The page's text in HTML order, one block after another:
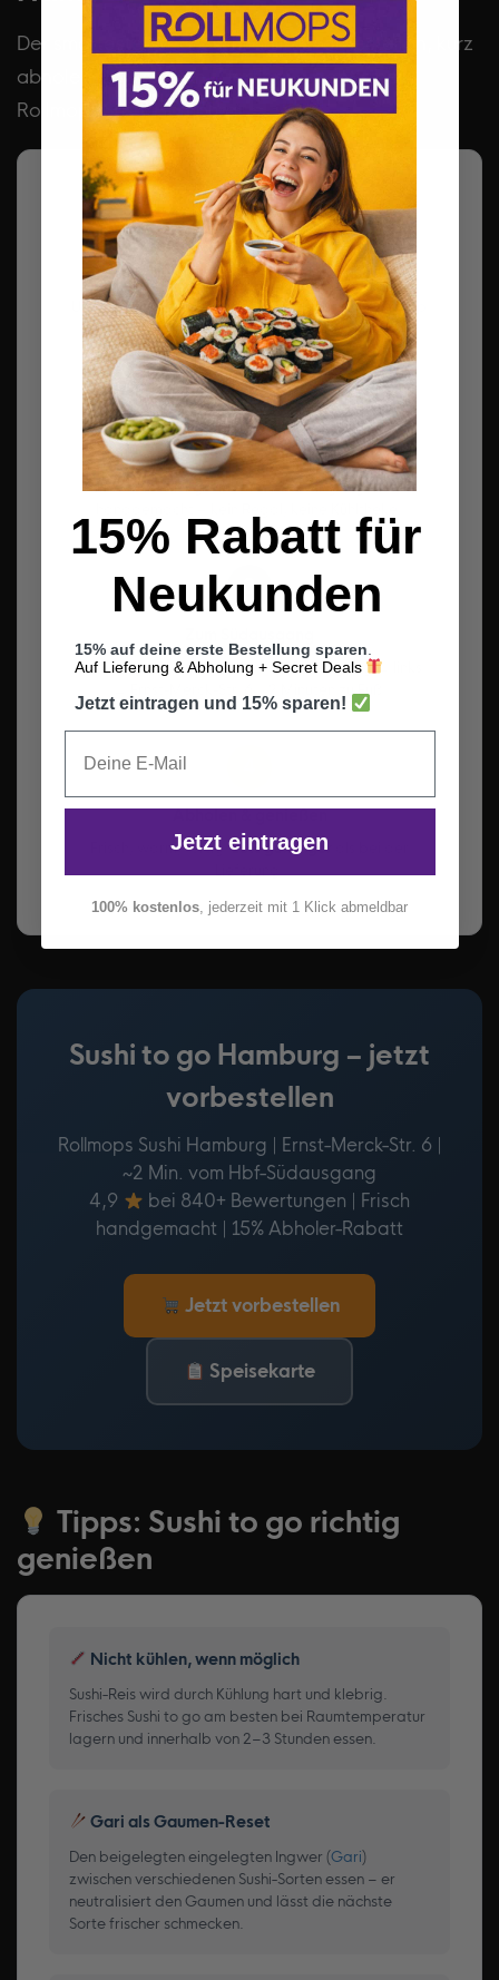
Der smarteste Weg: Sushi online vorbestellen, kurz
abholen, 15% sparen – fertig. So geht’s bei
Rollmops Sushi Hamburg:
1
Online bestellen
Unterdesh.simplywebshop.deoder perWhatsApp
– Code ‚0080‘ für 10% Rabatt.
2
Frisch zubereiten lassen
Jede Bestellung wird erst nach Eingang frisch
3
Hamburger Hauptbahnhof → Südausgang → links
Abholen & genießen
Frisch, warm, fertig.15% günstiger
Sushi to go Hamburg – jetzt
vorbestellen
Rollmops Sushi Hamburg | Ernst-Merck-Str. 6 |
~2 Min. vom Hbf-Südausgang
4,9
bei 840+ Bewertungen | Frisch
handgemacht | 15% Abholer-Rabatt
Jetzt vorbestellen
Speisekarte
Tipps: Sushi to go richtig
genießen
Nicht kühlen, wenn möglich
Sushi-Reis wird durch Kühlung hart und klebrig.
Frisches Sushi to go am besten bei Raumtemperatur
lagern und innerhalb von 2–3 Stunden essen.
Gari als Gaumen-Reset
Den beigelegten eingelegten Ingwer (Gari)
zwischen verschiedenen Sushi-Sorten essen – er
neutralisiert den Gaumen und lässt die nächste
Sorte frischer schmecken.
15% Rabatt für
Neukunden
15% auf deine erste Bestellung sparen
Auf Lieferung & Abholung + Secret Deals
Jetzt eintragen und 15% sparen!
Jetzt eintragen
100% kostenlos, jederzeit mit 1 Klick abmeldbar